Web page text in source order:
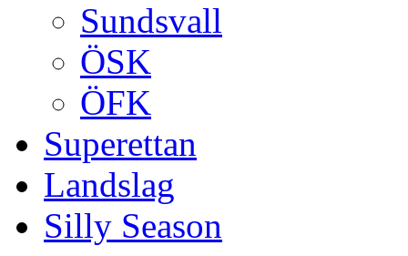
Sundsvall
ÖSK
ÖFK
Superettan
Landslag
Silly Season